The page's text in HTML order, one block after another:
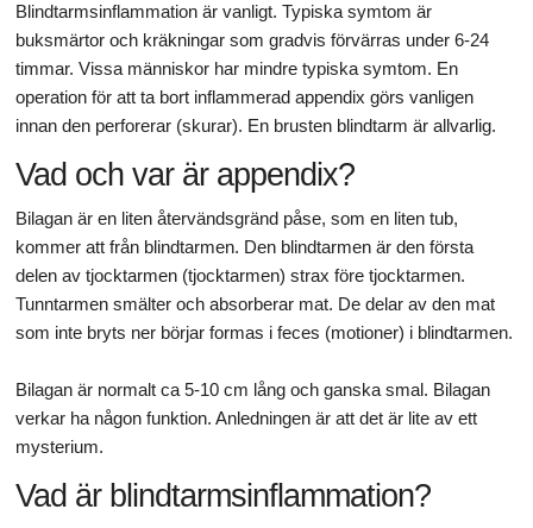
Blindtarmsinflammation är vanligt. Typiska symtom är
buksmärtor och kräkningar som gradvis förvärras under 6-24
timmar. Vissa människor har mindre typiska symtom. En
operation för att ta bort inflammerad appendix görs vanligen
innan den perforerar (skurar). En brusten blindtarm är allvarlig.
Vad och var är appendix?
Bilagan är en liten återvändsgränd påse, som en liten tub,
kommer att från blindtarmen. Den blindtarmen är den första
delen av tjocktarmen (tjocktarmen) strax före tjocktarmen.
Tunntarmen smälter och absorberar mat. De delar av den mat
som inte bryts ner börjar formas i feces (motioner) i blindtarmen.
Bilagan är normalt ca 5-10 cm lång och ganska smal. Bilagan
verkar ha någon funktion. Anledningen är att det är lite av ett
mysterium.
Vad är blindtarmsinflammation?